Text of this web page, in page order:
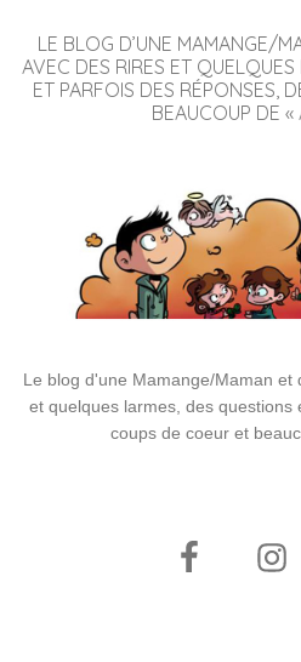
LE BLOG D’UNE MAMANGE/
AVEC DES RIRES ET
ET PARFOIS DES RÉPONSES,
BEAUCOUP DE «
Le blog d'une Mamange/Maman et
et quelques larmes, des questions
coups de coeur et